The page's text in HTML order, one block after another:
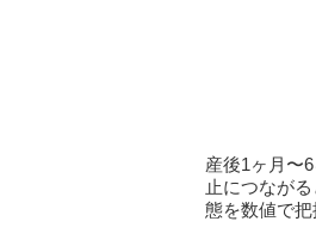
産後1ヶ月〜
止につなが
態を数値で把